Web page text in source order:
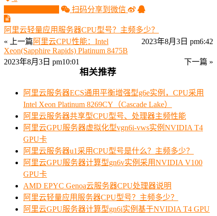
扫码分享到微信
阿里云轻量应用服务器CPU型号？主频多少？
« 上一篇
2023年8月3日 pm6:42
阿里云CPU性能：Intel
Xeon(Sapphire Rapids) Platinum 8475B
下一篇 »
2023年8月3日 pm10:01
相关推荐
阿里云服务器ECS通用平衡增强型g6e实例，CPU采用
Intel Xeon Platinum 8269CY（Cascade Lake）
阿里云服务器共享型CPU型号、处理器主频性能
阿里云GPU服务器虚拟化型vgn6i-vws实例NVIDIA T4
GPU卡
阿里云服务器u1采用CPU型号是什么？主频多少？
阿里云GPU服务器计算型gn6v实例采用NVIDIA V100
GPU卡
AMD EPYC Genoa云服务器CPU处理器说明
阿里云轻量应用服务器CPU型号？主频多少？
阿里云GPU服务器计算型gn6i实例基于NVIDIA T4 GPU